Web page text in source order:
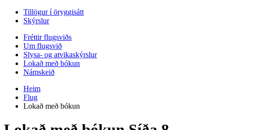
Tillögur í öryggisátt
Skýrslur
Fréttir flugsviðs
Um flugsvið
Slysa- og atvikaskýrslur
Lokað með bókun
Námskeið
Heim
Flug
Lokað með bókun